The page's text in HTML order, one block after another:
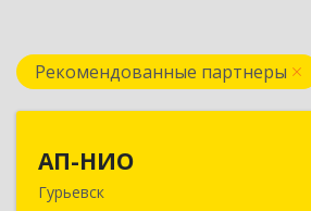
Рекомендованные партнеры
АП-НИО
Гурьевск238300 Калининградская